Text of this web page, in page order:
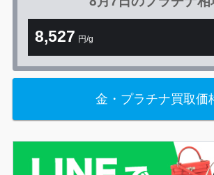
8,527 円/g
金・プラチナ買取価